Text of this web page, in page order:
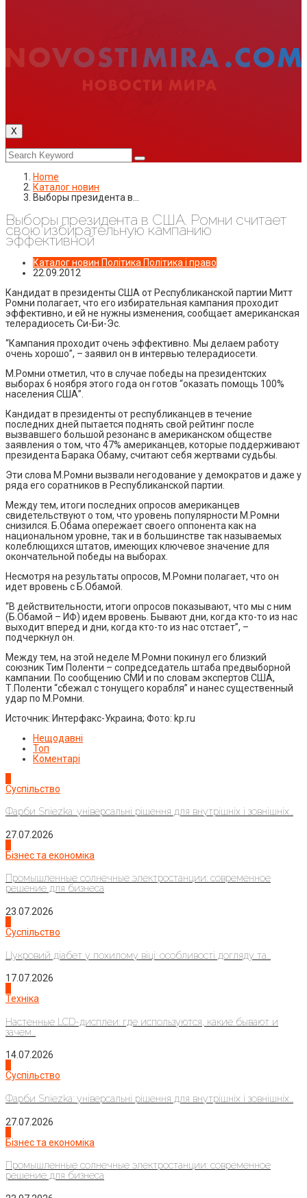
X
Home
Каталог новин
Выборы президента в…
Выборы президента в США. Ромни считает
свою избирательную кампанию
эффективной
Каталог новин Політика Політика і право
22.09.2012
Кандидат в президенты США от Республиканской партии Митт
Ромни полагает, что его избирательная кампания проходит
эффективно, и ей не нужны изменения, сообщает американская
телерадиосеть Си-Би-Эс.
“Кампания проходит очень эффективно. Мы делаем работу
очень хорошо”, – заявил он в интервью телерадиосети.
М.Ромни отметил, что в случае победы на президентских
выборах 6 ноября этого года он готов “оказать помощь 100%
населения США”.
Кандидат в президенты от республиканцев в течение
последних дней пытается поднять свой рейтинг после
вызвавшего большой резонанс в американском обществе
заявления о том, что 47% американцев, которые поддерживают
президента Барака Обаму, считают себя жертвами судьбы.
Эти слова М.Ромни вызвали негодование у демократов и даже у
ряда его соратников в Республиканской партии.
Между тем, итоги последних опросов американцев
свидетельствуют о том, что уровень популярности М.Ромни
снизился. Б.Обама опережает своего оппонента как на
национальном уровне, так и в большинстве так называемых
колеблющихся штатов, имеющих ключевое значение для
окончательной победы на выборах.
Несмотря на результаты опросов, М.Ромни полагает, что он
идет вровень с Б.Обамой.
“В действительности, итоги опросов показывают, что мы с ним
(Б.Обамой – ИФ) идем вровень. Бывают дни, когда кто-то из нас
выходит вперед и дни, когда кто-то из нас отстает”, –
подчеркнул он.
Между тем, на этой неделе М.Ромни покинул его близкий
союзник Тим Поленти – сопредседатель штаба предвыборной
кампании. По сообщению СМИ и по словам экспертов США,
Т.Поленти “сбежал с тонущего корабля” и нанес существенный
удар по М.Ромни.
Источник: Интерфакс-Украина; Фото: kp.ru
Нещодавні
Топ
Коментарі
Суспільство
Фарби Sniezka: універсальні рішення для внутрішніх і зовнішніх...
27.07.2026
Бізнес та економіка
Промышленные солнечные электростанции: современное
решение для бизнеса
23.07.2026
Суспільство
Цукровий діабет у похилому віці: особливості догляду та...
17.07.2026
Техніка
Настенные LCD-дисплеи: где используются, какие бывают и
зачем...
14.07.2026
Суспільство
Фарби Sniezka: універсальні рішення для внутрішніх і зовнішніх...
27.07.2026
Бізнес та економіка
Промышленные солнечные электростанции: современное
решение для бизнеса